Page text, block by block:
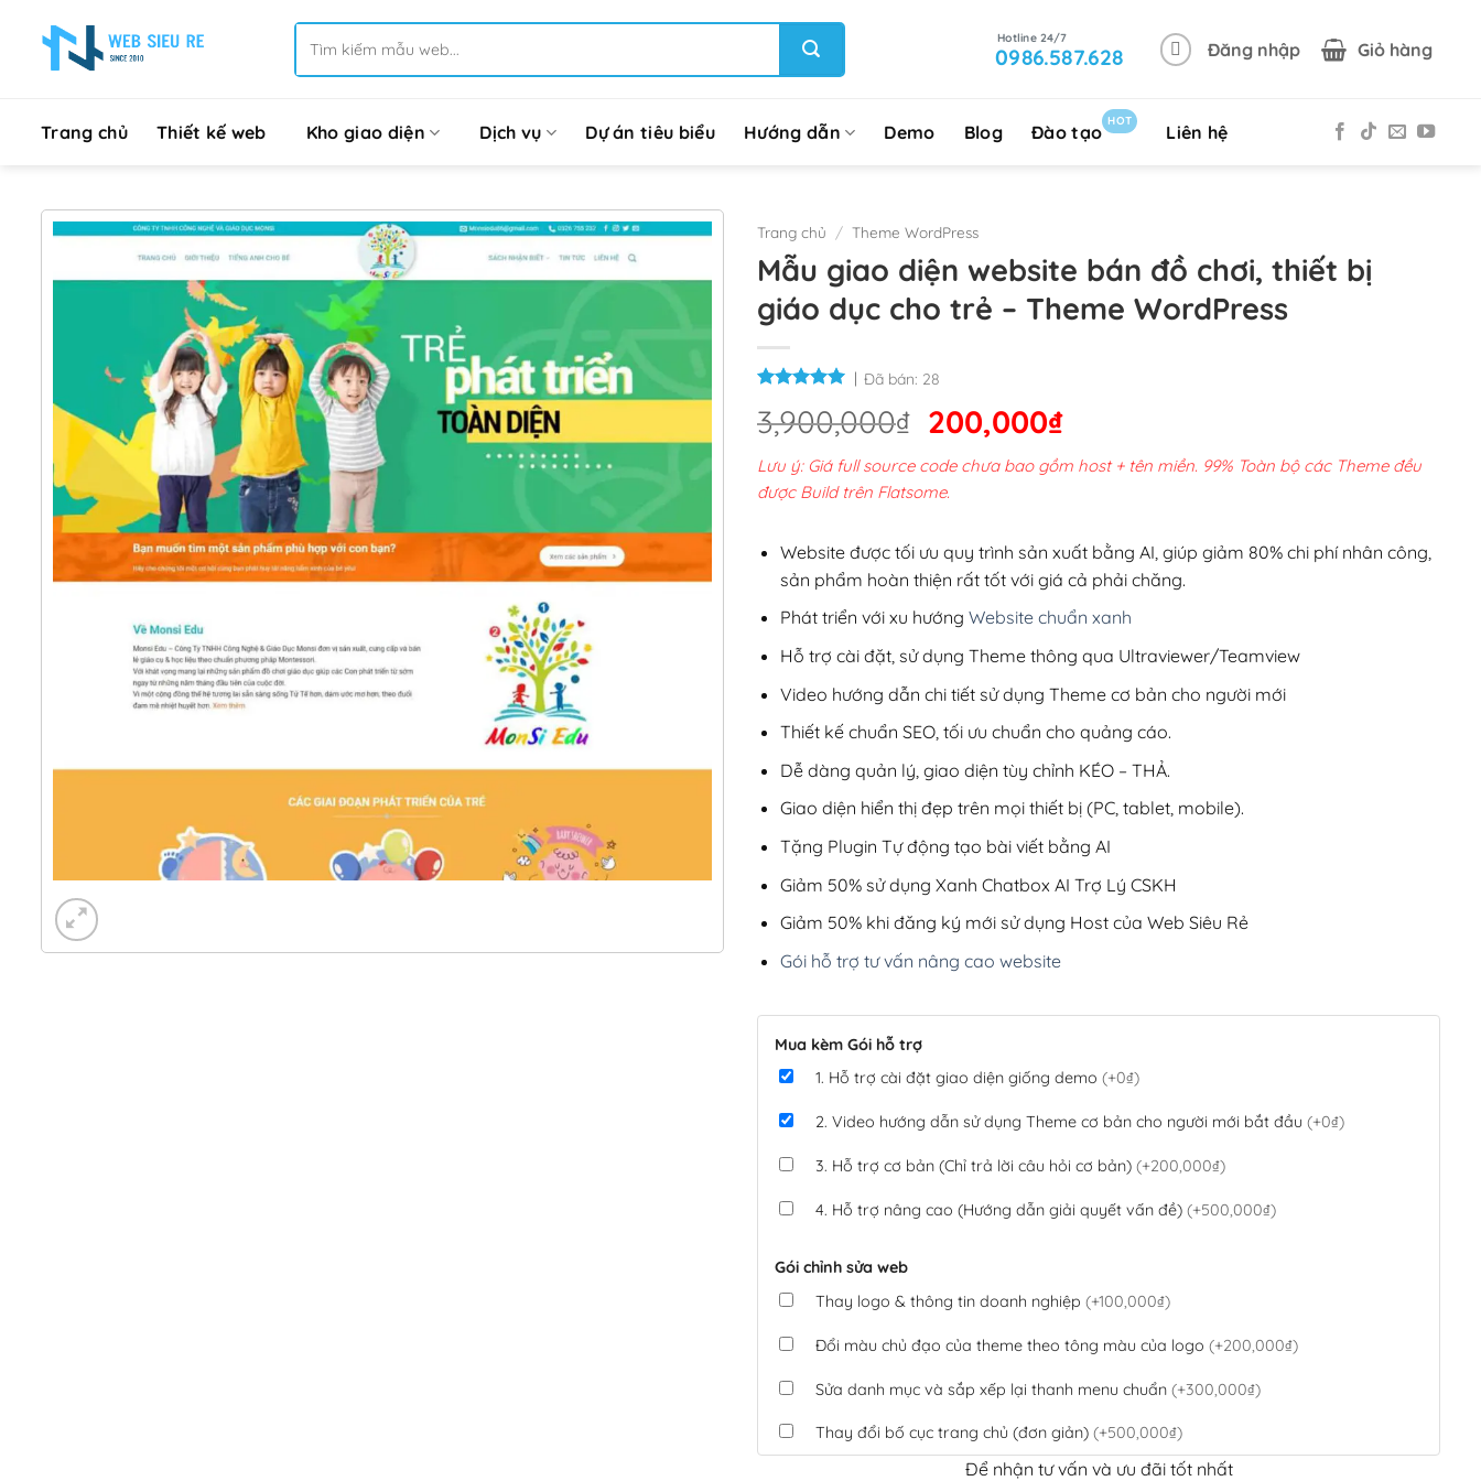
kiếm:
0986.587.628 Đăng nhập Giỏ hàng
Trang chủ Thiết kế web Kho giao diện Dịch vụ Dự án tiêu biểu Hướng dẫn Demo Blog Đào tạo
HOT
Liên hệ
Trang chủ / Theme WordPress
Mẫu giao diện website bán đồ chơi, thiết bị
giáo dục cho trẻ – Theme WordPress
Đã bán: 28
3,900,000₫ Giá
gốc
là:
200,000₫Giá
hiện
tại
200,000₫.
Lưu ý: Giá full source code chưa bao gồm host + tên miền. 99% Toàn bộ các Theme đều
được Build trên Flatsome.
Website được tối ưu quy trình sản xuất bằng AI, giúp giảm 80% chi phí nhân công,
sản phẩm hoàn thiện rất tốt với giá cả phải chăng.
Phát triển với xu hướng Website chuẩn xanh
Hỗ trợ cài đặt, sử dụng Theme thông qua Ultraviewer/Teamview
Video hướng dẫn chi tiết sử dụng Theme cơ bản cho người mới
Thiết kế chuẩn SEO, tối ưu chuẩn cho quảng cáo.
Dễ dàng quản lý, giao diện tùy chỉnh KÉO – THẢ.
Giao diện hiển thị đẹp trên mọi thiết bị (PC, tablet, mobile).
Tặng Plugin Tự động tạo bài viết bằng AI
Giảm 50% sử dụng Xanh Chatbox AI Trợ Lý CSKH
Giảm 50% khi đăng ký mới sử dụng Host của Web Siêu Rẻ
Gói hỗ trợ tư vấn nâng cao website
Mua kèm Gói hỗ trợ
1. Hỗ trợ cài đặt giao diện giống demo (+0₫)
2. Video hướng dẫn sử dụng Theme cơ bản cho người mới bắt đầu (+0₫)
3. Hỗ trợ cơ bản (Chỉ trả lời câu hỏi cơ bản) (+200,000₫)
4. Hỗ trợ nâng cao (Hướng dẫn giải quyết vấn đề) (+500,000₫)
Gói chỉnh sửa web
Thay logo & thông tin doanh nghiệp (+100,000₫)
Đổi màu chủ đạo của theme theo tông màu của logo (+200,000₫)
Sửa danh mục và sắp xếp lại thanh menu chuẩn (+300,000₫)
Thay đổi bố cục trang chủ (đơn giản) (+500,000₫)
Tích hợp thanh toán QR Code ngân hàng(+100,000₫)
Để nhận tư vấn và ưu đãi tốt nhất